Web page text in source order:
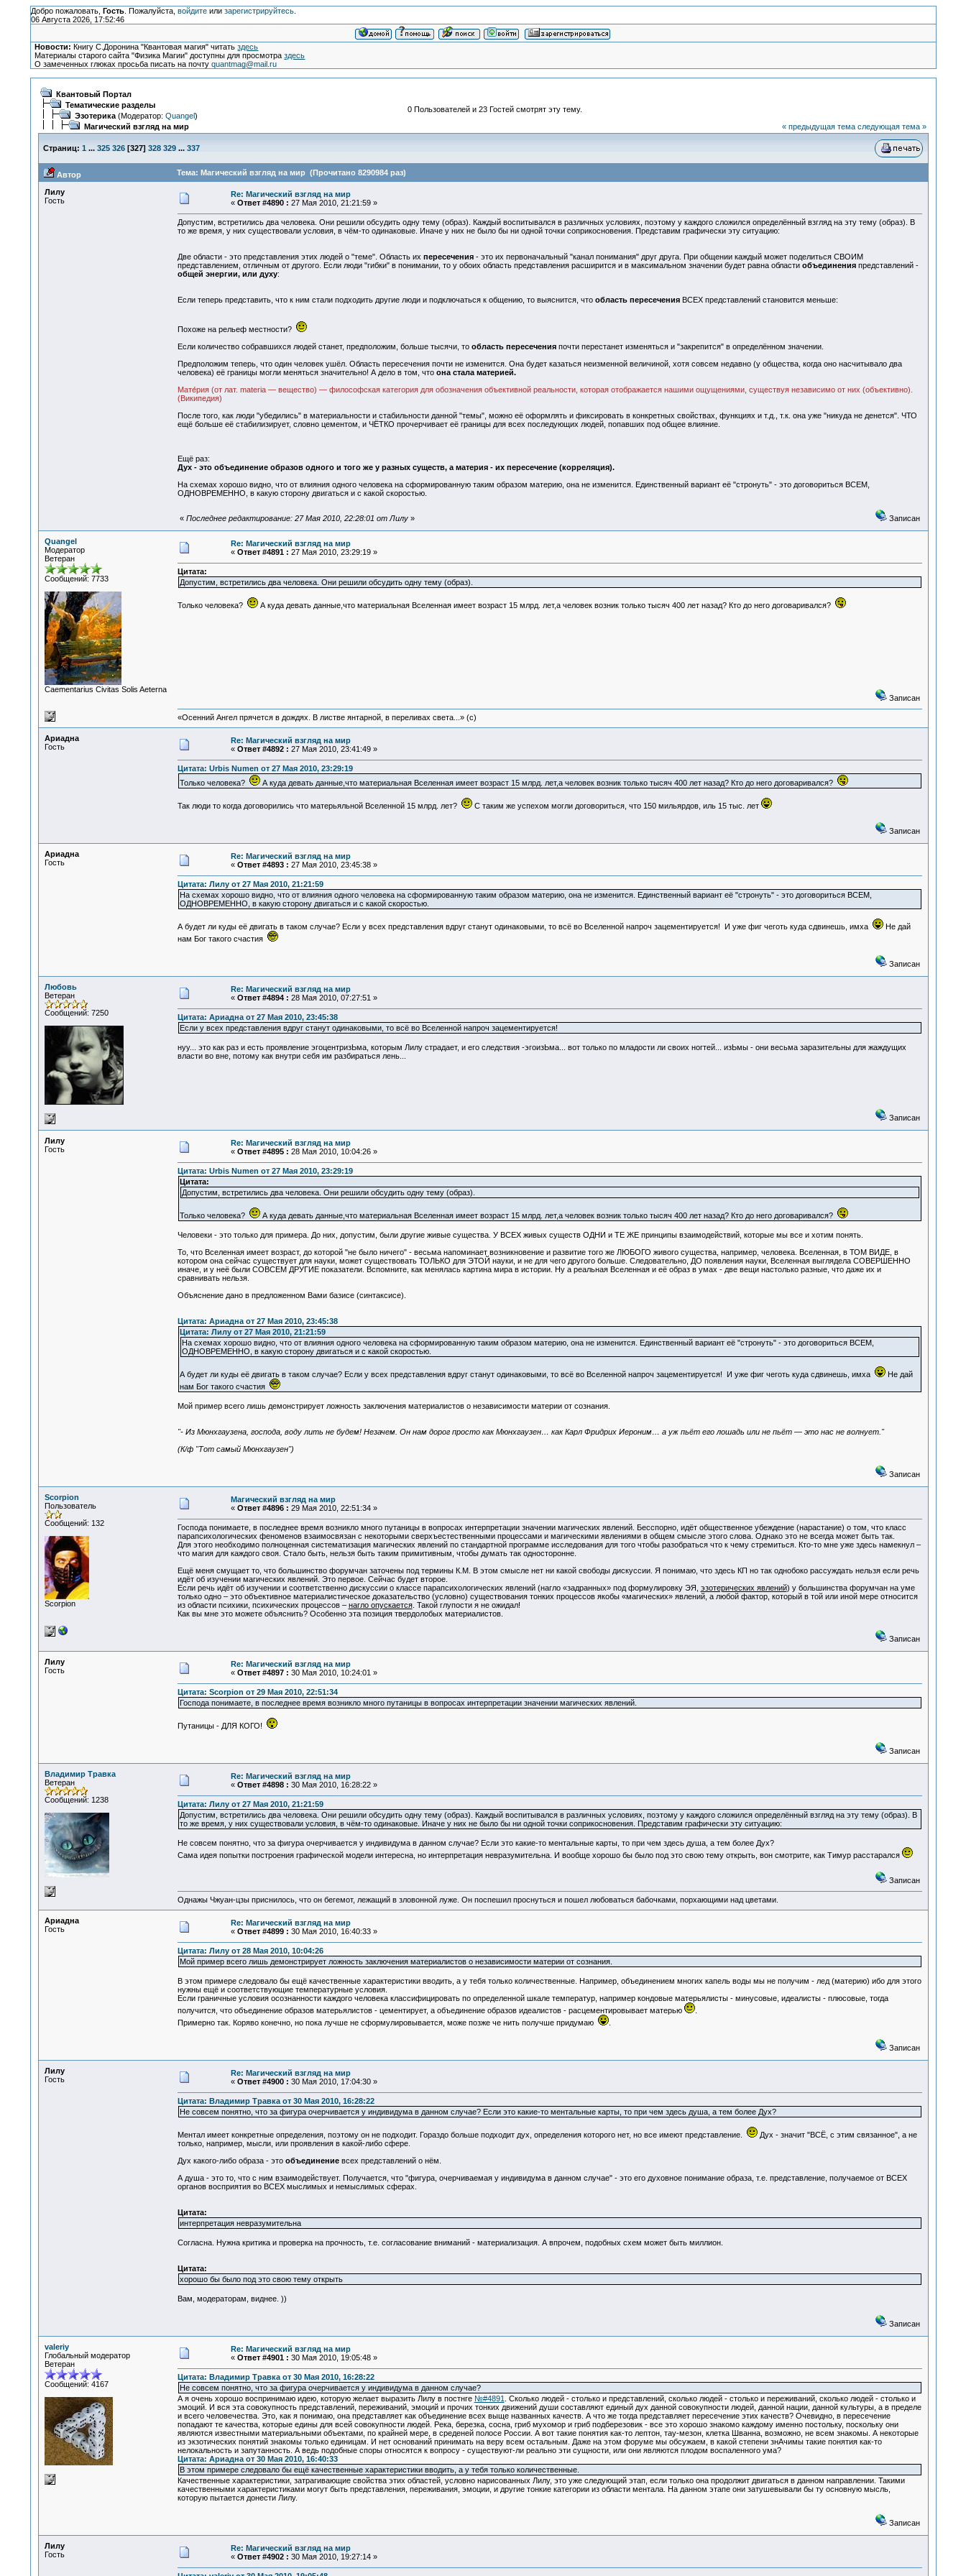
Добро пожаловать, Гость. Пожалуйста, войдитеили зарегистрируйтесь.
06 Августа 2026, 17:52:46
Новости: Книгу С.Доронина "Квантовая магия" читатьздесь
Материалы старого сайта "Физика Магии" доступны для просмотраздесь
О замеченных глюках просьба писать на почтуquantmag@mail.ru
Квантовый Портал
Тематические разделы
Эзотерика(Модератор: Quangel)
Магический взгляд на мир
0 Пользователей и 23 Гостей смотрят эту тему.
« предыдущая тема следующая тема »
Страниц: 1 ... 325 326[327] 328 329 ... 337
Автор Тема: Магический взгляд на мир (Прочитано 8290984 раз)
Лилу
Гость
Re: Магический взгляд на мир
« Ответ #4890 : 27 Мая 2010, 21:21:59 »
Допустим, встретились два человека. Они решили обсудить одну тему (образ). Каждый воспитывался в различных условиях, поэтому у каждого сложился определённый взгляд на эту тему (образ). В
то же время, у них существовали условия, в чём-то одинаковые. Иначе у них не было бы ни одной точки соприкосновения. Представим графически эту ситуацию:
Две области - это представления этих людей о "теме". Область их пересечения- это их первоначальный "канал понимания" друг друга. При общении каждый может поделиться СВОИМ
представлением, отличным от другого. Если люди "гибки" в понимании, то у обоих область представления расширится и в максимальном значении будет равна области объединенияпредставлений -
общей энергии, или духу:
Если теперь представить, что к ним стали подходить другие люди и подключаться к общению, то выяснится, что область пересеченияВСЕХ представлений становится меньше:
Похоже на рельеф местности?
Если количество собравшихся людей станет, предположим, больше тысячи, то область пересеченияпочти перестанет изменяться и "закрепится" в определённом значении.
Предположим теперь, что один человек ушёл. Область пересечения почти не изменится. Она будет казаться неизменной величиной, хотя совсем недавно (у общества, когда оно насчитывало два
человека) её границы могли меняться значительно! А дело в том, что она стала материей.
Мате́рия (от лат. materia — вещество) — философская категория для обозначения объективной реальности, которая отображается нашими ощущениями, существуя независимо от них (объективно).
(Википедия)
После того, как люди "убедились" в материальности и стабильности данной "темы", можно её оформлять и фиксировать в конкретных свойствах, функциях и т.д., т.к. она уже "никуда не денется". ЧТО
ещё больше её стабилизирует, словно цементом, и ЧЁТКО прочерчивает её границы для всех последующих людей, попавших под общее влияние.
Ещё раз:
Дух - это объединение образов одного и того же у разных существ, а материя - их пересечение (корреляция).
На схемах хорошо видно, что от влияния одного человека на сформированную таким образом материю, она не изменится. Единственный вариант её "стронуть" - это договориться ВСЕМ,
ОДНОВРЕМЕННО, в какую сторону двигаться и с какой скоростью.
« Последнее редактирование: 27 Мая 2010, 22:28:01 от Лилу» Записан
Quangel
Модератор
Ветеран
Сообщений: 7733
Сaementarius Civitas Solis Aeterna
Re: Магический взгляд на мир
« Ответ #4891 : 27 Мая 2010, 23:29:19 »
Цитата:
Допустим, встретились два человека. Они решили обсудить одну тему (образ).
Только человека? А куда девать данные,что материальная Вселенная имеет возраст 15 млрд. лет,а человек возник только тысяч 400 лет назад? Кто до него договаривался?
Записан
«Осенний Ангел прячется в дождях. В листве янтарной, в переливах света...» (c)
Ариадна
Гость
Re: Магический взгляд на мир
« Ответ #4892 : 27 Мая 2010, 23:41:49 »
Цитата: Urbis Numen от 27 Мая 2010, 23:29:19
Только человека?
А куда девать данные,что материальная Вселенная имеет возраст 15 млрд. лет,а человек возник только тысяч 400 лет назад? Кто до него договаривался?
Так люди то когда договорились что матерьяльной Вселенной 15 млрд. лет? С таким же успехом могли договориться, что 150 мильярдов, иль 15 тыс. лет
Записан
Ариадна
Гость
Re: Магический взгляд на мир
« Ответ #4893 : 27 Мая 2010, 23:45:38 »
Цитата: Лилу от 27 Мая 2010, 21:21:59
На схемах хорошо видно, что от влияния одного человека на сформированную таким образом материю, она не изменится. Единственный вариант её "стронуть" - это договориться ВСЕМ,
ОДНОВРЕМЕННО, в какую сторону двигаться и с какой скоростью.
А будет ли куды её двигать в таком случае? Если у всех представления вдруг станут одинаковыми, то всё во Вселенной напроч зацементируется! И уже фиг чеготь куда сдвинешь, имха
Не дай
нам Бог такого счастия
Записан
Любовь
Ветеран
Сообщений: 7250
Re: Магический взгляд на мир
« Ответ #4894 : 28 Мая 2010, 07:27:51 »
Цитата: Ариадна от 27 Мая 2010, 23:45:38
Если у всех представления вдруг станут одинаковыми, то всё во Вселенной напроч зацементируется!
нуу... это как раз и есть проявление эгоцентризЬма, которым Лилу страдает, и его следствия -эгоизЬма... вот только по младости ли своих ногтей... изЬмы - они весьма заразительны для жаждущих
власти во вне, потому как внутри себя им разбираться лень...
Записан
Лилу
Гость
Re: Магический взгляд на мир
« Ответ #4895 : 28 Мая 2010, 10:04:26 »
Цитата: Urbis Numen от 27 Мая 2010, 23:29:19
Цитата:
Допустим, встретились два человека. Они решили обсудить одну тему (образ).
Только человека? А куда девать данные,что материальная Вселенная имеет возраст 15 млрд. лет,а человек возник только тысяч 400 лет назад? Кто до него договаривался?
Человеки - это только для примера. До них, допустим, были другие живые существа. У ВСЕХ живых существ ОДНИ и ТЕ ЖЕ принципы взаимодействий, которые мы все и хотим понять.
То, что Вселенная имеет возраст, до которой "не было ничего" - весьма напоминает возникновение и развитие того же ЛЮБОГО живого существа, например, человека. Вселенная, в ТОМ ВИДЕ, в
котором она сейчас существует для науки, может существовать ТОЛЬКО для ЭТОЙ науки, и не для чего другого больше. Следовательно, ДО появления науки, Вселенная выглядела СОВЕРШЕННО
иначе, и у неё были СОВСЕМ ДРУГИЕ показатели. Вспомните, как менялась картина мира в истории. Ну а реальная Вселенная и её образ в умах - две вещи настолько разные, что даже их и
сравнивать нельзя.
Объяснение дано в предложенном Вами базисе (синтаксисе).
Цитата: Ариадна от 27 Мая 2010, 23:45:38
Цитата: Лилу от 27 Мая 2010, 21:21:59
На схемах хорошо видно, что от влияния одного человека на сформированную таким образом материю, она не изменится. Единственный вариант её "стронуть" - это договориться ВСЕМ,
ОДНОВРЕМЕННО, в какую сторону двигаться и с какой скоростью.
А будет ли куды её двигать в таком случае? Если у всех представления вдруг станут одинаковыми, то всё во Вселенной напроч зацементируется! И уже фиг чеготь куда сдвинешь, имха
Не дай
нам Бог такого счастия
Мой пример всего лишь демонстрирует ложность заключения материалистов о независимости материи от сознания.
"- Из Мюнхгаузена, господа, воду лить не будем! Незачем. Он нам дорог просто как Мюнхгаузен… как Карл Фридрих Иероним… а уж пьёт его лошадь или не пьёт — это нас не волнует."
(К/ф "Тот самый Мюнхгаузен")
Записан
Scorpion
Пользователь
Сообщений: 132
Scorpion
Магический взгляд на мир
« Ответ #4896 : 29 Мая 2010, 22:51:34 »
Господа понимаете, в последнее время возникло много путаницы в вопросах интерпретации значении магических явлений. Бесспорно, идёт общественное убеждение (нарастание) о том, что класс
парапсихологических феноменов взаимосвязан с некоторыми сверхъестественными процессами и магическими явлениями в общем смысле этого слова. Однако это не всегда может быть так.
Для этого необходимо полноценная систематизация магических явлений по стандартной программе исследования для того чтобы разобраться что к чему стремиться. Кто-то мне уже здесь намекнул –
что магия для каждого своя. Стало быть, нельзя быть таким примитивным, чтобы думать так односторонне.
Ещё меня смущает то, что большинство форумчан заточены под термины К.М. В этом смысле нет ни какой свободы дискуссии. Я понимаю, что здесь КП но так однобоко рассуждать нельзя если речь
идёт об изучении магических явлений. Это первое. Сейчас будет второе.
Если речь идёт об изучении и соответственно дискуссии о классе парапсихологических явлений (нагло «задранных» под формулировку ЭЯ, эзотерических явлений) у большинства форумчан на уме
только одно – это объективное материалистическое доказательство (условно) существования тонких процессов якобы «магических» явлений, а любой фактор, который в той или иной мере относится
из области психики, психических процессов – нагло опускается. Такой глупости я не ожидал!
Как вы мне это можете объяснить? Особенно эта позиция твердолобых материалистов.
Записан
Лилу
Гость
Re: Магический взгляд на мир
« Ответ #4897 : 30 Мая 2010, 10:24:01 »
Цитата: Scorpion от 29 Мая 2010, 22:51:34
Господа понимаете, в последнее время возникло много путаницы в вопросах интерпретации значении магических явлений.
Путаницы - ДЛЯ КОГО!
Записан
Владимир Травка
Ветеран
Сообщений: 1238
Re: Магический взгляд на мир
« Ответ #4898 : 30 Мая 2010, 16:28:22 »
Цитата: Лилу от 27 Мая 2010, 21:21:59
Допустим, встретились два человека. Они решили обсудить одну тему (образ). Каждый воспитывался в различных условиях, поэтому у каждого сложился определённый взгляд на эту тему (образ). В
то же время, у них существовали условия, в чём-то одинаковые. Иначе у них не было бы ни одной точки соприкосновения. Представим графически эту ситуацию:
Не совсем понятно, что за фигура очерчивается у индивидума в данном случае? Если это какие-то ментальные карты, то при чем здесь душа, а тем более Дух?
Сама идея попытки построения графической модели интересна, но интерпретация невразумительна. И вообще хорошо бы было под это свою тему открыть, вон смотрите, как Тимур расстарался
Записан
Однажы Чжуан-цзы приснилось, что он бегемот, лежащий в зловонной луже. Он поспешил проснуться и пошел любоваться бабочками, порхающими над цветами.
Ариадна
Гость
Re: Магический взгляд на мир
« Ответ #4899 : 30 Мая 2010, 16:40:33 »
Цитата: Лилу от 28 Мая 2010, 10:04:26
Мой пример всего лишь демонстрирует ложность заключения материалистов о независимости материи от сознания.
В этом примере следовало бы ещё качественные характеристики вводить, а у тебя только количественные. Например, объединением многих капель воды мы не получим - лед (материю) ибо для этого
нужны ещё и соответствующие температурные условия.
Если граничные условия осознанности каждого человека классифицировать по определенной шкале температур, например кондовые матерьялисты - минусовые, идеалисты - плюсовые, тогда
получится, что объединение образов матерьялистов - цементирует, а объединение образов идеалистов - расцементировывает матерью
.
Примерно так. Коряво конечно, но пока лучше не сформулировывается, може позже че нить получше придумаю
.
Записан
Лилу
Гость
Re: Магический взгляд на мир
« Ответ #4900 : 30 Мая 2010, 17:04:30 »
Цитата: Владимир Травка от 30 Мая 2010, 16:28:22
Не совсем понятно, что за фигура очерчивается у индивидума в данном случае? Если это какие-то ментальные карты, то при чем здесь душа, а тем более Дух?
Ментал имеет конкретные определения, поэтому он не подходит. Гораздо больше подходит дух, определения которого нет, но все имеют представление.
Дух - значит "ВСЁ, с этим связанное", а не
только, например, мысли, или проявления в какой-либо сфере.
Дух какого-либо образа - это объединениевсех представлений о нём.
А душа - это то, что с ним взаимодействует. Получается, что "фигура, очерчиваемая у индивидума в данном случае" - это его духовное понимание образа, т.е. представление, получаемое от ВСЕХ
органов восприятия во ВСЕХ мыслимых и немыслимых сферах.
Цитата:
интерпретация невразумительна
Согласна. Нужна критика и проверка на прочность, т.е. согласование вниманий - материализация. А впрочем, подобных схем может быть миллион.
Цитата:
хорошо бы было под это свою тему открыть
Вам, модераторам, виднее. ))
Записан
valeriy
Глобальный модератор
Ветеран
Сообщений: 4167
Re: Магический взгляд на мир
« Ответ #4901 : 30 Мая 2010, 19:05:48 »
Цитата: Владимир Травка от 30 Мая 2010, 16:28:22
Не совсем понятно, что за фигура очерчивается у индивидума в данном случае?
А я очень хорошо воспринимаю идею, которую желает выразить Лилу в постнге №#4891
. Сколько людей - столько и представлений, сколько людей - столько и переживаний, сколько людей - столько и
эмоций. И вся эта совокупность представлений, переживаний, эмоций и прочих тонких движений души составляют единый дух данной совокупности людей, данной нации, данной культуры, а в пределе
и всего человечества. Это, как я понимаю, она представляет как объединение всех выще названных качеств. А что же тогда представляет пересечение этих качеств? Очевидно, в пересечение
попадают те качества, которые едины для всей совокупности людей. Река, березка, сосна, гриб мухомор и гриб подберезовик - все это хорошо знакомо каждому именно постольку, поскольку они
являются известными материальными объектами, по крайней мере, в среденей полосе России. А вот такие понятия как-то лептон, тау-мезон, клетка Шванна, возможно, не всем знакомы. А некоторые
из экзотических понятий знакомы только единицам. И нет оснований принимать на веру всем остальным. Даже на этом форуме мы обсужаем, в какой степени знАчимы такие понятия как-то
нелокальность и запутанность. А ведь подобные споры относятся к вопросу - существуют-ли реально эти сущности, или они являются плодом воспаленного ума?
Цитата: Ариадна от 30 Мая 2010, 16:40:33
В этом примере следовало бы ещё качественные характеристики вводить, а у тебя только количественные.
Качественные характеристики, затрагивающие свойства этих областей, условно нарисованных Лилу, это уже следующий этап, если только она продолжит двигаться в данном направлении. Такими
качественными характеристиками могут быть представления, переживания, эмоции, и другие тонкие категории из области ментала. На данном этапе они затушевывали бы ту основную мысль,
которую пытается донести Лилу.
Записан
Лилу
Гость
Re: Магический взгляд на мир
« Ответ #4902 : 30 Мая 2010, 19:27:14 »